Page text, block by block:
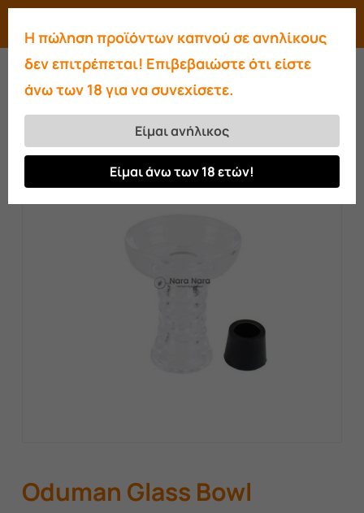
Skip
main
content
searchaccount
Αρχική σελίδα Μπολ Oduman Glass bowl
Oduman Glass Bowl
Close
Η πώληση προϊόντων καπνού σε ανηλίκους
δεν επιτρέπεται! Επιβεβαιώστε ότι είστε
άνω των 18 για να συνεχίσετε.
Είμαι ανήλικος
Είμαι άνω των 18 ετών!